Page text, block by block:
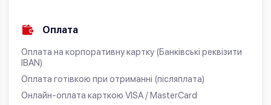
Оплата
Оплата на корпоративну картку (Банківські реквізити
IBAN)
Оплата готівкою при отриманні (післяплата)
Онлайн-оплата карткою VISA / MasterCard